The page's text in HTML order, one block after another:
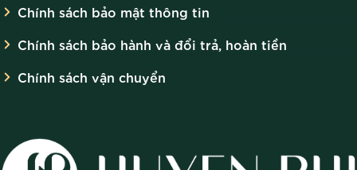
Chính sách bảo mật thông tin
Chính sách bảo hành và đổi trả, hoàn tiền
Chính sách vận chuyển